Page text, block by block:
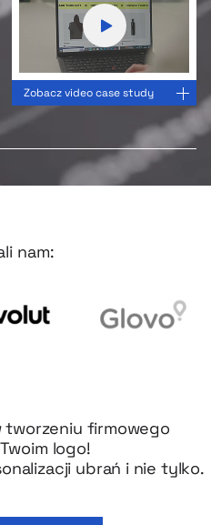
Zobacz video case study
nam:
tworzeniu firmowego
logo!
ubrań i nie tylko.